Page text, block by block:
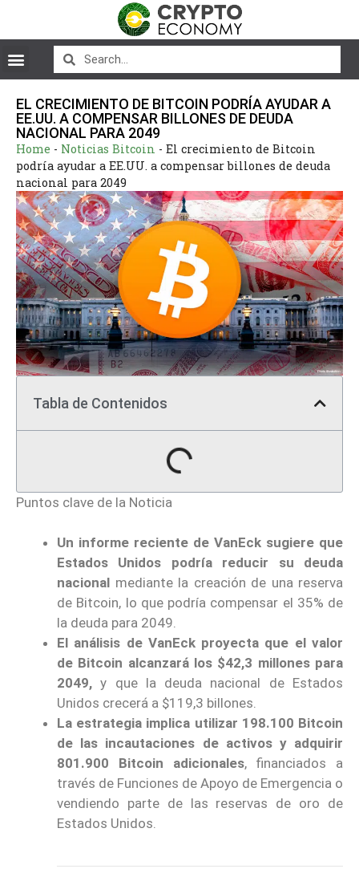
EL CRECIMIENTO DE BITCOIN PODRÍA AYUDAR A
EE.UU. A COMPENSAR BILLONES DE DEUDA
NACIONAL PARA 2049
Home - Noticias Bitcoin - El crecimiento de Bitcoin
podría ayudar a EE.UU. a compensar billones de deuda
nacional para 2049
Tabla de Contenidos
Puntos clave de la Noticia
Un informe reciente de VanEck sugiere que
Estados Unidos podría reducir su deuda
nacional mediante la creación de una reserva
de Bitcoin, lo que podría compensar el 35% de
la deuda para 2049.
El análisis de VanEck proyecta que el valor
de Bitcoin alcanzará los $42,3 millones para
2049, y que la deuda nacional de Estados
Unidos crecerá a $119,3 billones.
La estrategia implica utilizar 198.100 Bitcoin
de las incautaciones de activos y adquirir
801.900 Bitcoin adicionales, financiados a
través de Funciones de Apoyo de Emergencia o
vendiendo parte de las reservas de oro de
Estados Unidos.